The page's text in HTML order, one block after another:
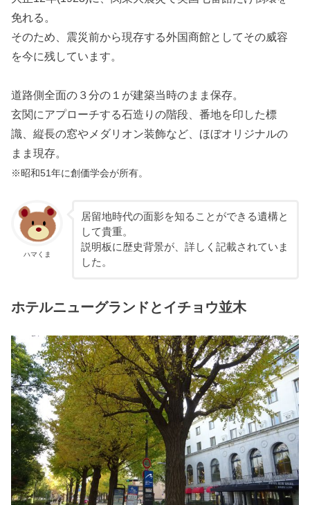
免れる。
そのため、震災前から現存する外国商館としてその威容
を今に残しています。
道路側全面の３分の１が建築当時のまま保存。
玄関にアプローチする石造りの階段、番地を印した標
識、縦長の窓やメダリオン装飾など、ほぼオリジナルの
まま現存。
※昭和51年に創価学会が所有。
ハマくま
居留地時代の面影を知ることができる遺構と
して貴重。
説明板に歴史背景が、詳しく記載されていま
した。
ホテルニューグランドとイチョウ並木